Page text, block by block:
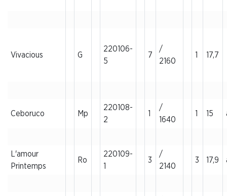
Vivacious G
220106-
5
7
/
2160
1 17,7
Ceboruco Mp
220108-
2
1
/
1640
1 15
L'amour
Printemps
Ro
220109-
1
3
/
2140
3 17,9